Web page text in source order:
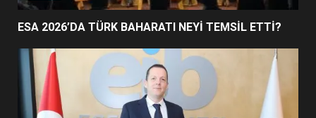
6
TURNUVASI KAYITLARI NEYİ
DEĞİŞTİRİYOR?
ESA 2026’DA TÜRK BAHARATI NEYİ TEMSİL ETTİ?